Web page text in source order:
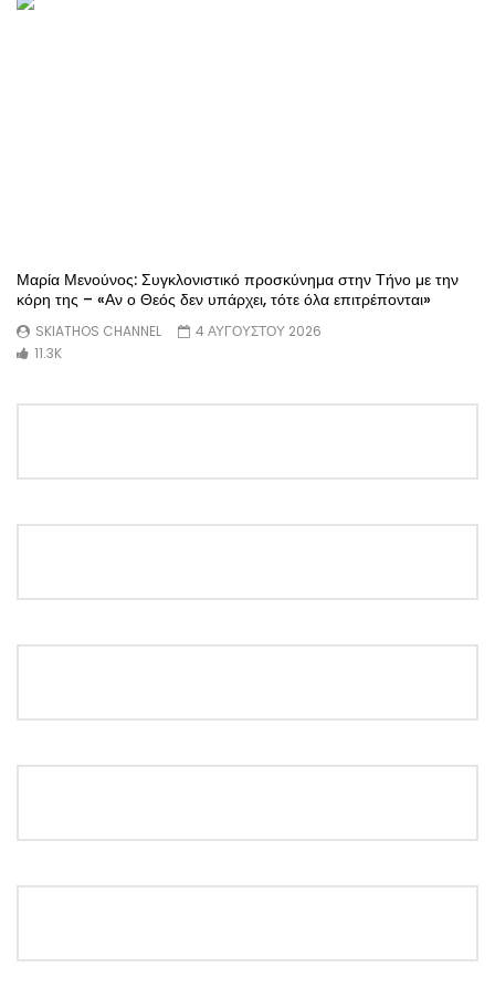
Μαρία Μενούνος: Συγκλονιστικό προσκύνημα στην Τήνο με την
κόρη της – «Αν ο Θεός δεν υπάρχει, τότε όλα επιτρέπονται»
SKIATHOS CHANNEL
4 ΑΥΓΟΥΣΤΟΥ 2026
11.3K